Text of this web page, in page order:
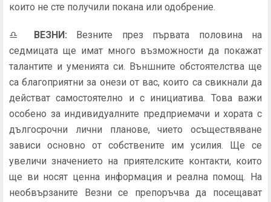
които не сте получили покана или одобрение.
♎ ВЕЗНИ: Везните през първата половина на
седмицата ще имат много възможности да покажат
талантите и уменията си. Външните обстоятелства ще
са благоприятни за онези от вас, които са свикнали да
действат самостоятелно и с инициатива. Това важи
особено за индивидуалните предприемачи и хората с
дългосрочни лични планове, чието осъществяване
зависи основно от собствените им усилия. Ще се
увеличи значението на приятелските контакти, които
ще ви носят ценна информация и реална помощ. На
необвързаните Везни се препоръчва да посещават